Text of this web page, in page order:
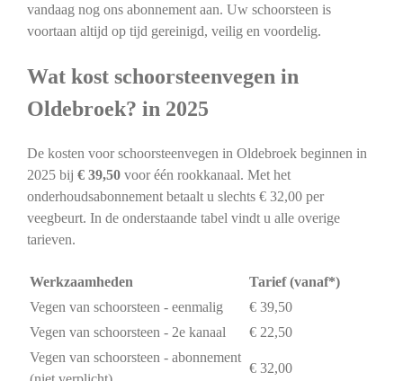
vandaag nog ons abonnement aan. Uw schoorsteen is
voortaan altijd op tijd gereinigd, veilig en voordelig.
Wat kost schoorsteenvegen in
Oldebroek? in 2025
De kosten voor schoorsteenvegen in Oldebroek beginnen in
2025 bij € 39,50voor één rookkanaal. Met het
onderhoudsabonnement betaalt u slechts € 32,00 per
veegbeurt. In de onderstaande tabel vindt u alle overige
tarieven.
Werkzaamheden
Tarief (vanaf*)
Vegen van schoorsteen - eenmalig
€ 39,50
Vegen van schoorsteen - 2e kanaal
€ 22,50
Vegen van schoorsteen - abonnement
€ 32,00